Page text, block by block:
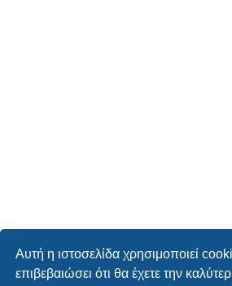
Αυτή η ιστοσελίδα χρησιμοποιεί
επιβεβαιώσει ότι θα έχετε την
Ευρετήριο Δ. Συζήτησης